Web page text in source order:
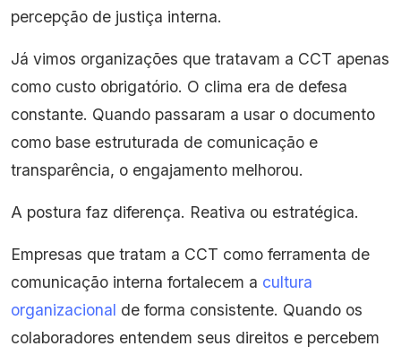
percepção de justiça interna.
Já vimos organizações que tratavam a CCT apenas
como custo obrigatório. O clima era de defesa
constante. Quando passaram a usar o documento
como base estruturada de comunicação e
transparência, o engajamento melhorou.
A postura faz diferença. Reativa ou estratégica.
Empresas que tratam a CCT como ferramenta de
comunicação interna fortalecem a cultura
organizacional de forma consistente. Quando os
colaboradores entendem seus direitos e percebem